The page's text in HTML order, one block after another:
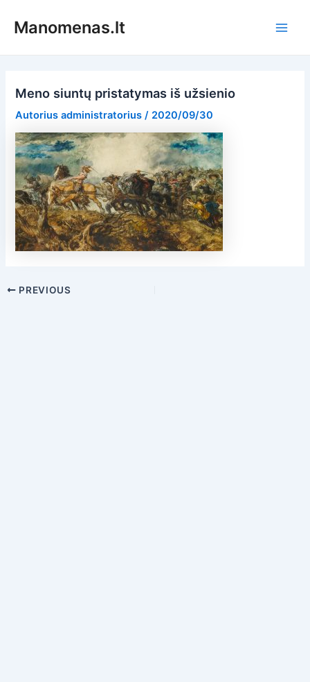
prieManomenas.lt
Meno siuntų pristatymas iš užsienio
Autorius administratorius/ 2020/09/30
PostPREVIOUS